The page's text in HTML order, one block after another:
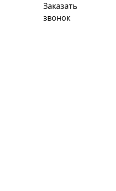
Заказать
звонок